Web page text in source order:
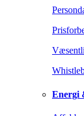
Energi